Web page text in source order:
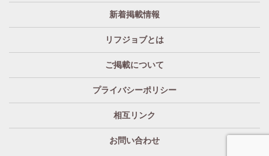
り開始いたしました。
「リフジョブ」は無料広告？
いいえ、リフジョブは収益広告として運営されておりま
「リフジョブ」へはどのぐらいのアクセスがある
求人情報はもちろん、地域密着型広告や特殊な広告まで
様々なジャンルからの広告を掲載しています。外部から
ご新規のアクセスも勿論ありますが、例えば＜①既存店
舗の運営関係者様＞や＜②これから新しく開店を希望す
新着掲載情報
リフジョブとは
ご掲載について
プライバシーポリシー
相互リンク
お問い合わせ